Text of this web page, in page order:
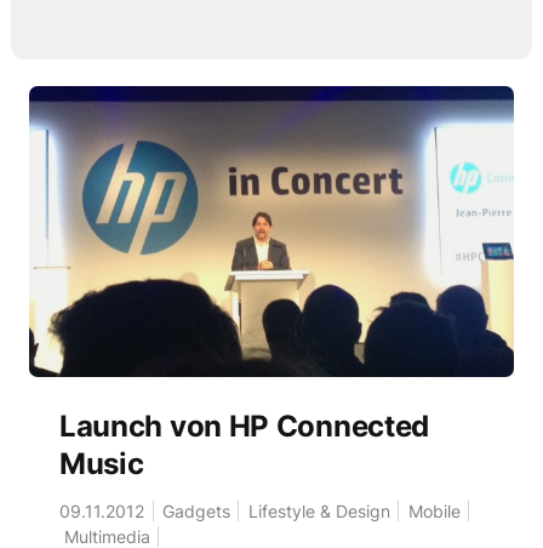
Launch von HP Connected
Music
09.11.2012 Gadgets Lifestyle & Design
Mobile
Multimedia